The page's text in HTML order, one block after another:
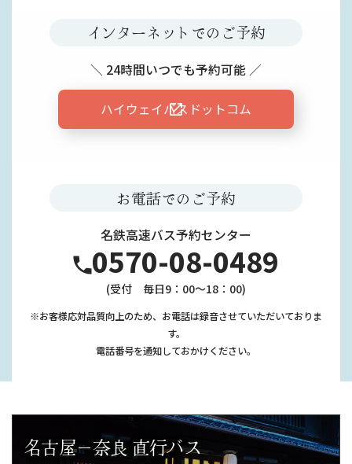
インターネットでのご予約
＼ 24時間いつでも予約可能 ／
ハイウェイバスドットコム
お電話でのご予約
名鉄高速バス予約センター
0570-08-0489
(受付 毎日9：00～18：00)
※お客様応対品質向上のため、お電話は録音させていただいておりま
す。
電話番号を通知しておかけください。
名古屋－奈良 直行バス